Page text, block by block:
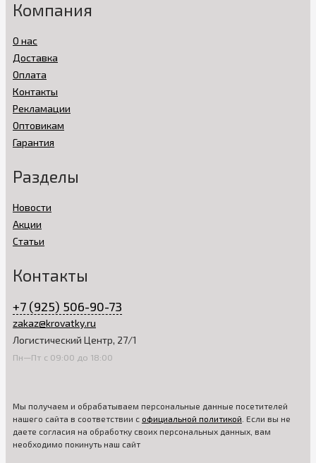
Компания
О нас
Доставка
Оплата
Контакты
Рекламации
Оптовикам
Гарантия
Разделы
Новости
Акции
Статьи
Контакты
+7 (925) 506-90-73
zakaz@krovatky.ru
Логистический Центр, 27/1
Пн—Пт с 09:00 до 18:00
Мы получаем и обрабатываем персональные данные посетителей
нашего сайта в соответствии с официальной политикой . Если вы не
даете согласия на обработку своих персональных данных, вам
необходимо покинуть наш сайт